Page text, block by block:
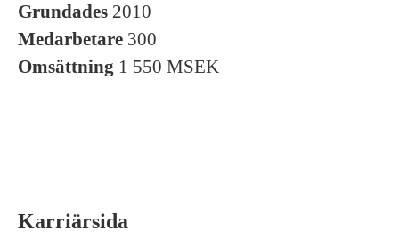
Grundades 2010
Medarbetare 300
Omsättning 1 550 MSEK
Karriärsida